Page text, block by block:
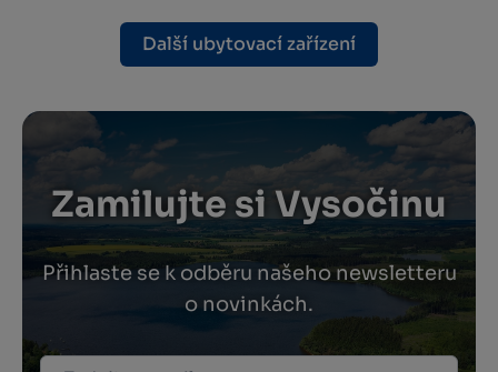
Další ubytovací zařízení
Zamilujte si Vysočinu
Přihlaste se k odběru našeho newsletteru
o novinkách.